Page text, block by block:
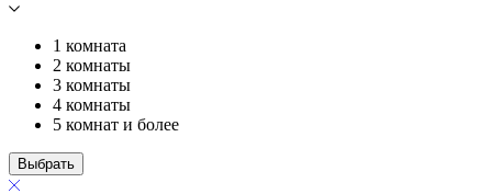
1 комната
2 комнаты
3 комнаты
4 комнаты
5 комнат и более
Выбрать